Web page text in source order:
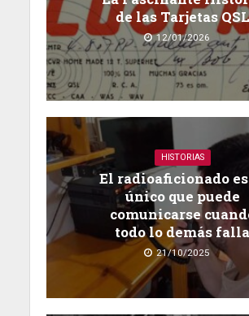
de las Tarjetas QSL
12/01/2026
HISTORIAS
El radioaficionado
único que puede
comunicarse
todo lo demás falla
21/10/2025